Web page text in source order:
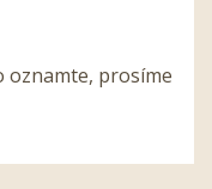
oznamte, prosíme